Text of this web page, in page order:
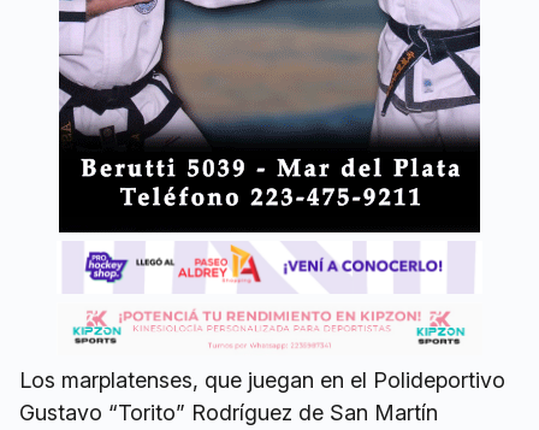
Los marplatenses, que juegan en el Polideportivo
Gustavo “Torito” Rodríguez de San Martín